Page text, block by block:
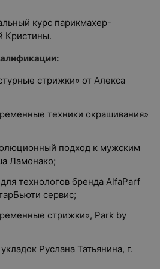
курс парикмахер-
Кристины.
стрижки» от Алекса
техники окрашивания»
подход к мужским
Ламонако;
технологов бренда AlfaParf
сервис;
стрижки», Park by
Руслана Татьянина, г.